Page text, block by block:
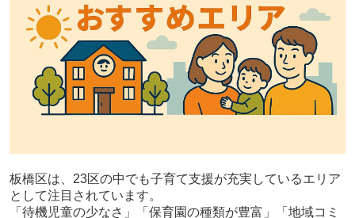
板橋区は、23区の中でも子育て支援が充実しているエリア
として注目されています。
「待機児童の少なさ」「保育園の種類が豊富」「地域コミ